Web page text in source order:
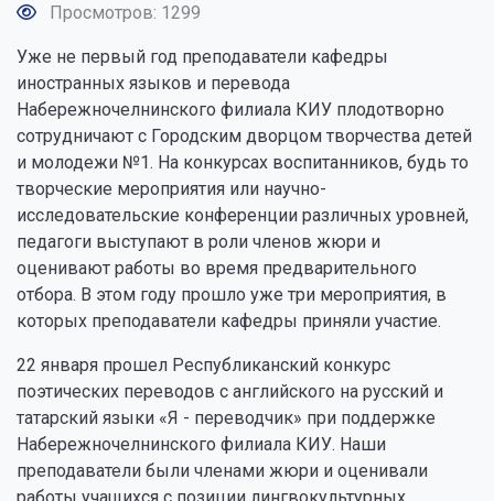
Просмотров: 1299
Уже не первый год преподаватели кафедры
иностранных языков и перевода
Набережночелнинского филиала КИУ плодотворно
сотрудничают с Городским дворцом творчества детей
и молодежи №1. На конкурсах воспитанников, будь то
творческие мероприятия или научно-
исследовательские конференции различных уровней,
педагоги выступают в роли членов жюри и
оценивают работы во время предварительного
отбора. В этом году прошло уже три мероприятия, в
которых преподаватели кафедры приняли участие.
22 января прошел Республиканский конкурс
поэтических переводов с английского на русский и
татарский языки «Я - переводчик» при поддержке
Набережночелнинского филиала КИУ. Наши
преподаватели были членами жюри и оценивали